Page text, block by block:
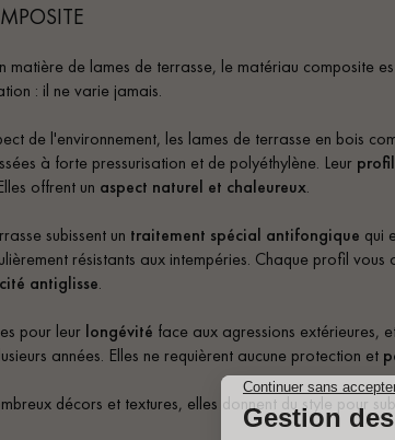
matière de lames de terrasse, le matériau composite
: il ne varie jamais.
de l'environnement, les lames de terrasse en bois
à forte pressurisation et de polyéthylène. Leur
offrent un aspect naturel et chaleureux.
subissent un traitement spécial antifongique qui
résistants aux intempéries. Chaque profil vous
antiglisse.
pour leur longévité face aux agressions extérieures,
années. Elles ne requièrent aucune protection et
décors et textures, elles donnent du style pour